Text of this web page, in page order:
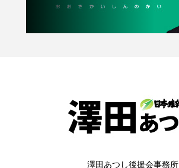
澤田あつし後援会事務所